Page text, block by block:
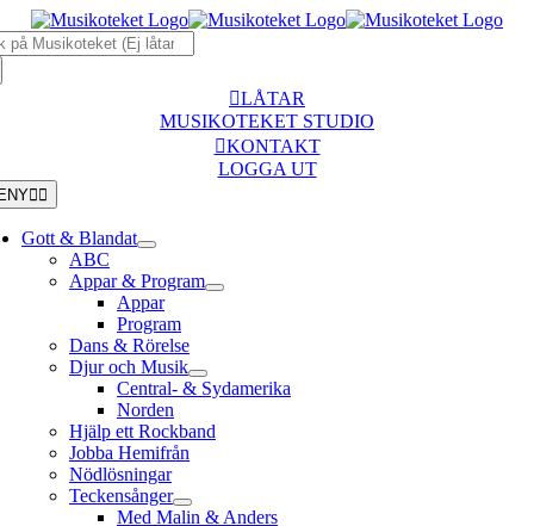
Fortsätt
till
innehållet
LÅTAR
MUSIKOTEKET STUDIO
KONTAKT
LOGGA UT
Gott & Blandat
ABC
Appar & Program
Appar
Program
Dans & Rörelse
Djur och Musik
Central- & Sydamerika
Norden
Hjälp ett Rockband
Jobba Hemifrån
Nödlösningar
Teckensånger
Med Malin & Anders